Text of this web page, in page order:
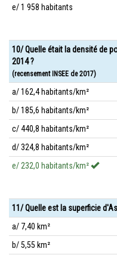
e/ 1 958 habitants
10/ Quelle était la densité de
2014 ?
(recensement INSEE de 2017)
a/ 162,4 habitants/km²
b/ 185,6 habitants/km²
c/ 440,8 habitants/km²
d/ 324,8 habitants/km²
e/ 232,0 habitants/km²
11/ Quelle est la superficie
a/ 7,40 km²
b/ 5,55 km²